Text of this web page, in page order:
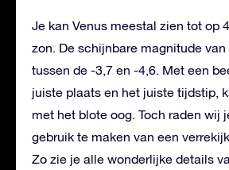
Je kan Venus meestal zien tot op
zon. De schijnbare magnitude van
tussen de -3,7 en -4,6. Met een
juiste plaats en het juiste tijdstip,
met het blote oog. Toch raden wij
gebruik te maken van een
Zo zie je alle wonderlijke details